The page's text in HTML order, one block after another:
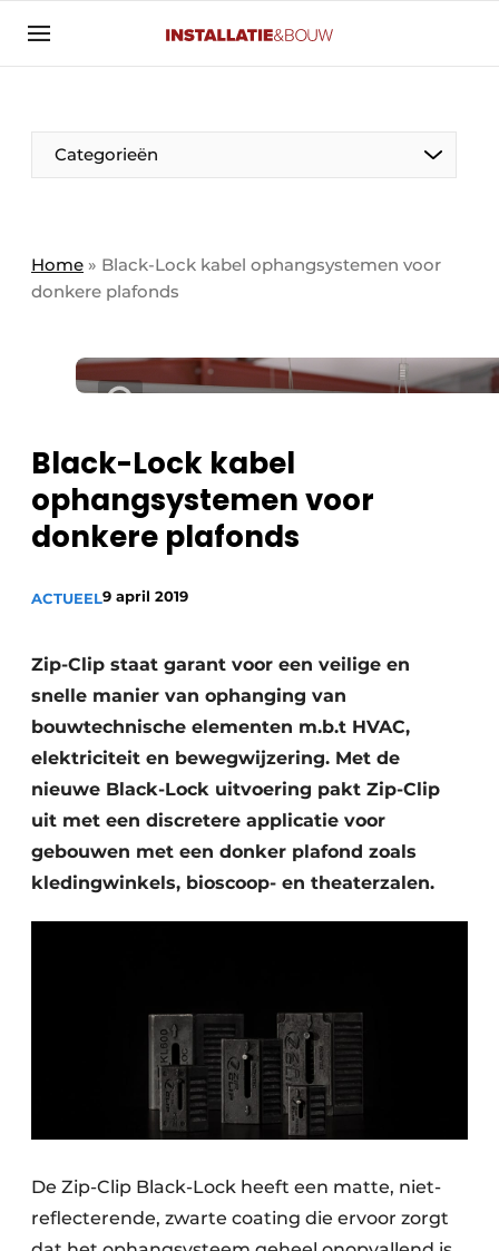
Aanmelden
Banner overzicht
BedrijvenAanmeldenBedankt voor de aanmelding
Contact
Evenement aanmelden
Meest gelezen
Podcasts
Privacy / Cookie statement
Vacature aanmelden
Video’s
Categorieën
Panelgesprek
HVAC
Sanitair
Brandbeveiliging
Ventilatie
Warmtepompen
Home » Black-Lock kabel ophangsystemen voor
donkere plafonds
Black-Lock kabel
ophangsystemen voor
donkere plafonds
ACTUEEL9 april 2019
Zip-Clip staat garant voor een veilige en
snelle manier van ophanging van
bouwtechnische elementen m.b.t HVAC,
elektriciteit en bewegwijzering. Met de
nieuwe Black-Lock uitvoering pakt Zip-Clip
uit met een discretere applicatie voor
gebouwen met een donker plafond zoals
kledingwinkels, bioscoop- en theaterzalen.
De Zip-Clip Black-Lock heeft een matte, niet-
reflecterende, zwarte coating die ervoor zorgt